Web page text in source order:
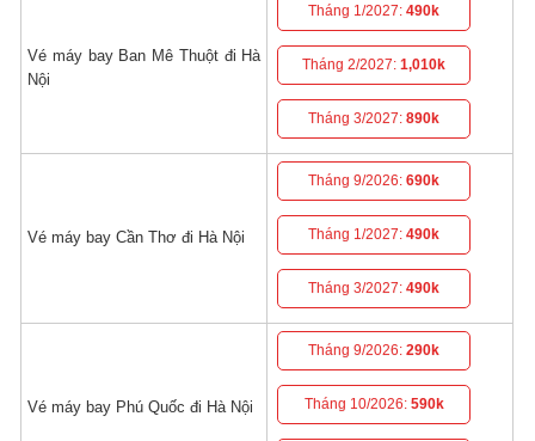
Vé máy bay Ban Mê Thuột đi Hà
Nội
Tháng 1/2027:490k
Tháng 2/2027:1,010k
Tháng 3/2027:890k
Vé máy bay Cần Thơ đi Hà Nội
Tháng 9/2026:690k
Tháng 1/2027:490k
Tháng 3/2027:490k
Vé máy bay Phú Quốc đi Hà Nội
Tháng 9/2026:290k
Tháng 10/2026: 590k